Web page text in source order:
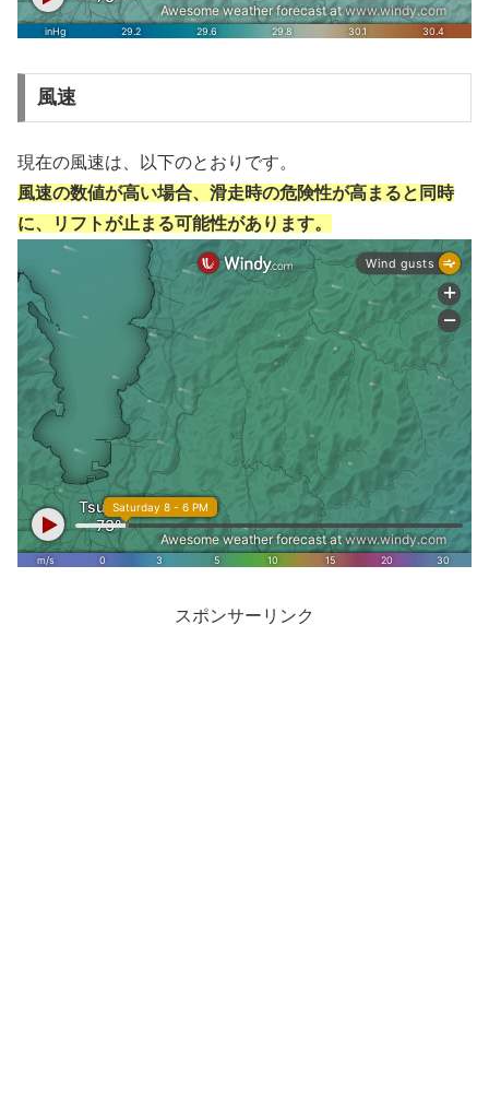
風速
現在の風速は、以下のとおりです。
風速の数値が高い場合、滑走時の危険性が高まると同時
に、リフトが止まる可能性があります。
スポンサーリンク